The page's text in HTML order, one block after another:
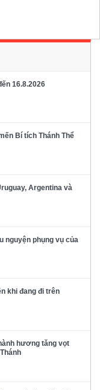
16.8.2026
Bí tích Thánh Thể
Argentina và
nguyện phụng vụ của
khi đang đi trên
hương tăng vọt